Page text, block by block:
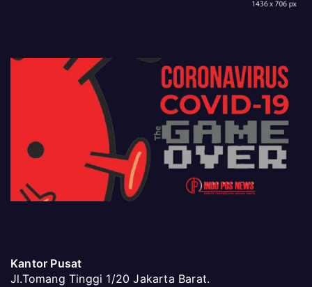
Kantor Pusat
Jl.Tomang Tinggi 1/20 Jakarta Barat.